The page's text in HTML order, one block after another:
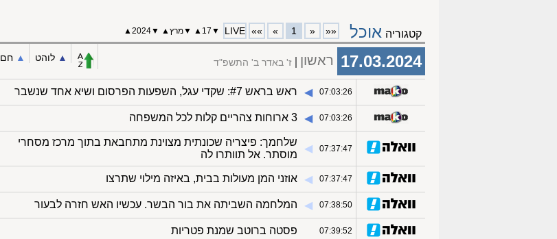
קטגוריה אוכל ««
«
1
»
»»
LIVE
▼
17
▲
▼מרץ▲
▼
2024
▲
17.03.2024 ראשון ז' באדר ב' התשפ"ד ▲︎ לוהט ▲︎ חם
07:03:26
◀︎ ראש בראש #7: שקדי עגל, השפעות הפרסום ושיא אחד שנשבר
07:03:26
◀︎ 3 ארוחות צהריים קלות לכל המשפחה
07:37:47
◀︎
שלחמך: פיצריה שכונתית מצוינת מתחבאת בתוך מרכז מסחרי
מוסתר. אל תוותרו לה
07:37:47
◀︎ אוזני המן מעולות בבית, באיזה מילוי שתרצו
07:38:50
◀︎ המלחמה השביתה את בור הבשר. עכשיו האש חזרה לבעור
07:39:52 פסטה ברוטב שמנת פטריות